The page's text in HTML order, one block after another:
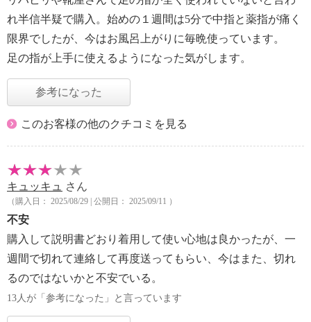
れ半信半疑で購入。始めの１週間は5分で中指と薬指が痛く
限界でしたが、今はお風呂上がりに毎晩使っています。
足の指が上手に使えるようになった気がします。
参考になった
このお客様の他のクチコミを見る
キュッキュ さん
（購入日： 2025/08/29 | 公開日： 2025/09/11 ）
不安
購入して説明書どおり着用して使い心地は良かったが、一
週間で切れて連絡して再度送ってもらい、今はまた、切れ
るのではないかと不安でいる。
13人が「参考になった」と言っています